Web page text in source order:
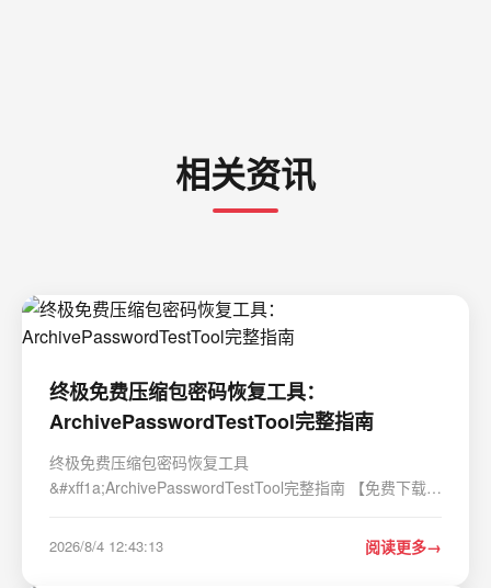
相关资讯
终极免费压缩包密码恢复工具：
ArchivePasswordTestTool完整指南
终极免费压缩包密码恢复工具
&#xff1a;ArchivePasswordTestTool完整指南 【免费下载链
能 对加密压缩包进行自动化测试密码 项目地址:
2026/8/4 12:43:13 阅读更多